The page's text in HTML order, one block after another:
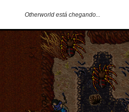
Otherworld está chegando...